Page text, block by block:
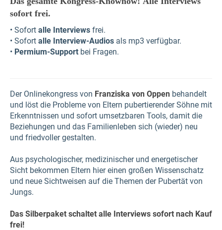
sofort frei.
• Sofort alle Interviews frei.
• Sofort alle Interview-Audios als mp3 verfügbar.
• Permium-Support bei Fragen.
Der Onlinekongress von Franziska von Oppen behandelt
und löst die Probleme von Eltern pubertierender Söhne mit
Erkenntnissen und sofort umsetzbaren Tools, damit die
Beziehungen und das Familienleben sich (wieder) neu
und friedvoller gestalten.
Aus psychologischer, medizinischer und energetischer
Sicht bekommen Eltern hier einen großen Wissenschatz
und neue Sichtweisen auf die Themen der Pubertät von
Jungs.
Das Silberpaket schaltet alle Interviews sofort nach Kauf
frei!